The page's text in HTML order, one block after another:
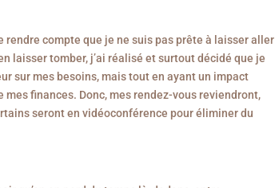
compte que je ne suis pas prête à laisser aller
laisser tomber, j’ai réalisé et surtout décidé que je
sur mes besoins, mais tout en ayant un impact
finances. Donc, mes rendez-vous reviendront,
seront en vidéoconférence pour éliminer du